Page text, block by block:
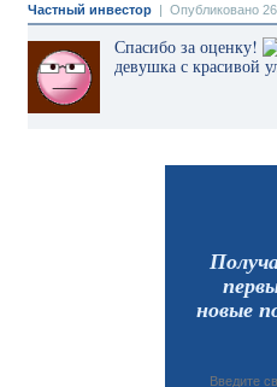
Частный инвестор | Опубликовано
Спасибо за оценку!
девушка с красивой
новые